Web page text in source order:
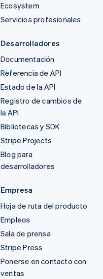
Ecosystem
Servicios profesionales
Desarrolladores
Documentación
Referencia de API
Estado de la API
Registro de cambios de
la API
Bibliotecas y SDK
Stripe Projects
Blog para
desarrolladores
Empresa
Hoja de ruta del producto
Empleos
Sala de prensa
Stripe Press
Ponerse en contacto con
ventas